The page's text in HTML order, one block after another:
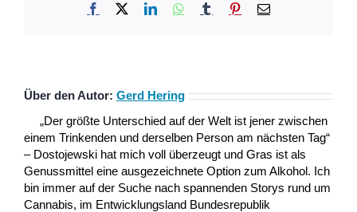
Facebook LinkedInWhatsApp
Tumblr Pinterest
E-
Über den Autor: Gerd Hering
„Der größte Unterschied auf der Welt ist jener zwischen
einem Trinkenden und derselben Person am nächsten Tag“
– Dostojewski hat mich voll überzeugt und Gras ist als
Genussmittel eine ausgezeichnete Option zum Alkohol. Ich
bin immer auf der Suche nach spannenden Storys rund um
Cannabis, im Entwicklungsland Bundesrepublik